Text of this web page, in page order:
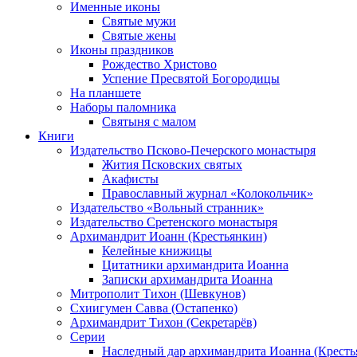
Именные иконы
Святые мужи
Святые жены
Иконы праздников
Рождество Христово
Успение Пресвятой Богородицы
На планшете
Наборы паломника
Святыня с малом
Книги
Издательство Псково-Печерского монастыря
Жития Псковских святых
Акафисты
Православный журнал «Колокольчик»
Издательство «Вольный странник»
Издательство Сретенского монастыря
Архимандрит Иоанн (Крестьянкин)
Келейные книжицы
Цитатники архимандрита Иоанна
Записки архимандрита Иоанна
Митрополит Тихон (Шевкунов)
Схиигумен Савва (Остапенко)
Архимандрит Тихон (Секретарёв)
Серии
Наследный дар архимандрита Иоанна